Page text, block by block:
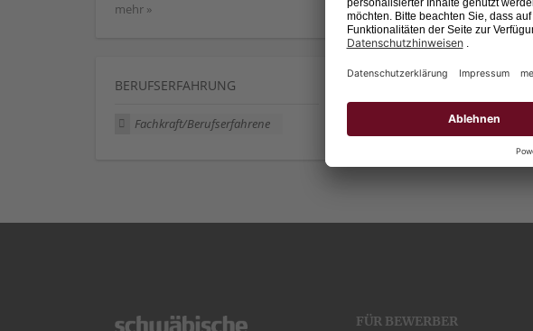
mehr »
BERUFSERFAHRUNG
Fachkraft/Berufserfahrene
FÜR BEWERBER